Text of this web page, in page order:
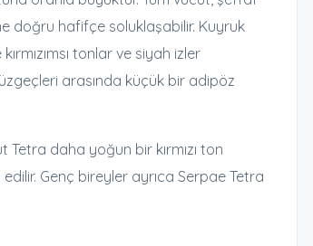
doğru hafifçe soluklaşabilir. Kuyruk
tonlar ve siyah izler
arasında küçük bir adipöz
Tetra daha yoğun bir kırmızı ton
Genç bireyler ayrıca Serpae Tetra